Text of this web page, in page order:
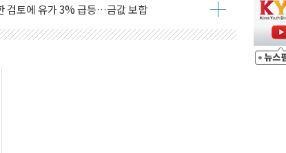
거래일 랠리 '마침표'
바지.."美와 직접 협상 없어"
주택 공급 대책 막바지 조율할 듯